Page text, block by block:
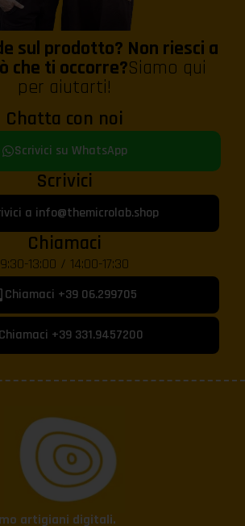
sul prodotto? Non riesci a
che ti occorre?Siamo qui
per aiutarti!
Chatta con noi
Scrivici su WhatsApp
Scrivici
a info@themicrolab.shop
Chiamaci
9:30-13:00 / 14:00-17:30
Chiamaci +39 06.299705
Chiamaci +39 331.9457200
artigiani digitali.